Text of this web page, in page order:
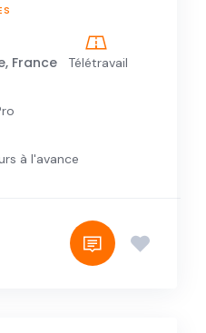
France Télétravail
à l'avance